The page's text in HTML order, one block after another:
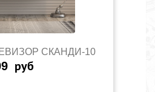
СКАНДИ-10
руб